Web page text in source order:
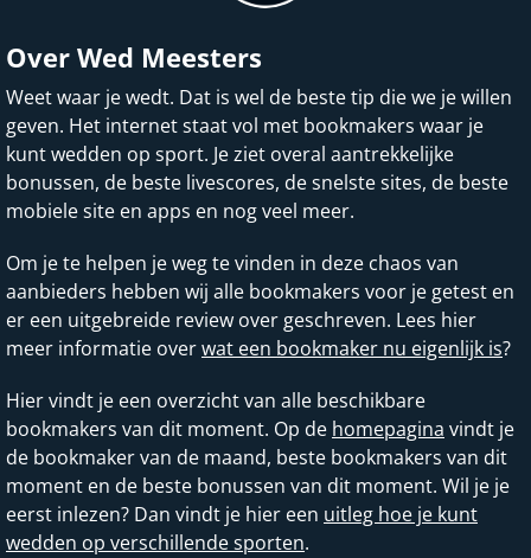
Over Wed Meesters
Weet waar je wedt. Dat is wel de beste tip die we je willen
geven. Het internet staat vol met bookmakers waar je
kunt wedden op sport. Je ziet overal aantrekkelijke
bonussen, de beste livescores, de snelste sites, de beste
mobiele site en apps en nog veel meer.
Om je te helpen je weg te vinden in deze chaos van
aanbieders hebben wij alle bookmakers voor je getest en
er een uitgebreide review over geschreven. Lees hier
meer informatie overwat een bookmaker nu eigenlijk is?
Hier vindt je een overzicht van alle beschikbare
bookmakers van dit moment. Op de homepagina vindt je
de bookmaker van de maand, beste bookmakers van dit
moment en de beste bonussen van dit moment. Wil je je
eerst inlezen? Dan vindt je hier een uitleg hoe je kunt
wedden op verschillende sporten.